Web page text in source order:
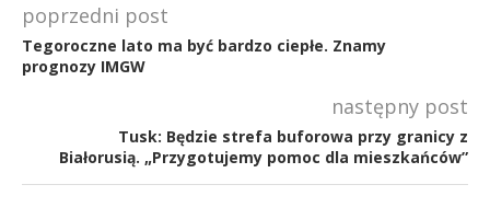
poprzedni post
Tegoroczne lato ma być bardzo ciepłe. Znamy
prognozy IMGW
następny post
Tusk: Będzie strefa buforowa przy granicy z
Białorusią. „Przygotujemy pomoc dla mieszkańców”